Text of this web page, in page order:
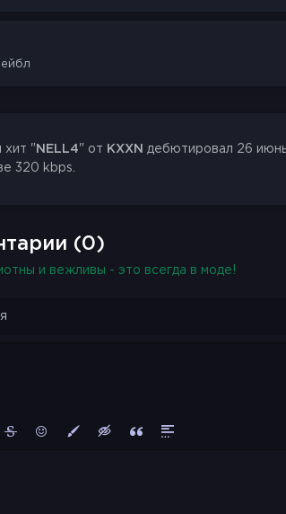
хит " NELL4" от KXXN
дебютировал 26
320 kbps.
(0)
и вежливы - это всегда в моде!